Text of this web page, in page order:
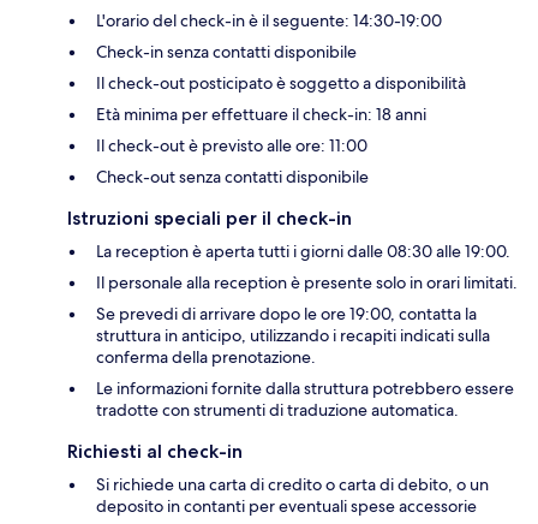
L'orario del check-in è il seguente: 14:30-19:00
Check-in senza contatti disponibile
Il check-out posticipato è soggetto a disponibilità
Età minima per effettuare il check-in: 18 anni
Il check-out è previsto alle ore: 11:00
Check-out senza contatti disponibile
Istruzioni speciali per il check-in
La reception è aperta tutti i giorni dalle 08:30 alle 19:00.
Il personale alla reception è presente solo in orari limitati.
Se prevedi di arrivare dopo le ore 19:00, contatta la
struttura in anticipo, utilizzando i recapiti indicati sulla
conferma della prenotazione.
Le informazioni fornite dalla struttura potrebbero essere
tradotte con strumenti di traduzione automatica.
Richiesti al check-in
Si richiede una carta di credito o carta di debito, o un
deposito in contanti per eventuali spese accessorie